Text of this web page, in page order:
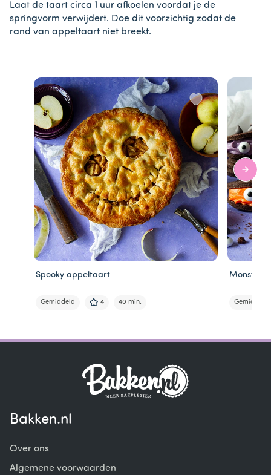
Laat de taart circa 1 uur afkoelen voordat je de
springvorm verwijdert. Doe dit voorzichtig zodat de
rand van appeltaart niet breekt.
Spooky appeltaart
Gemiddeld 4 40 min.
Monster
Gemiddeld
1
Bakken.nl
Over ons
Algemene voorwaarden